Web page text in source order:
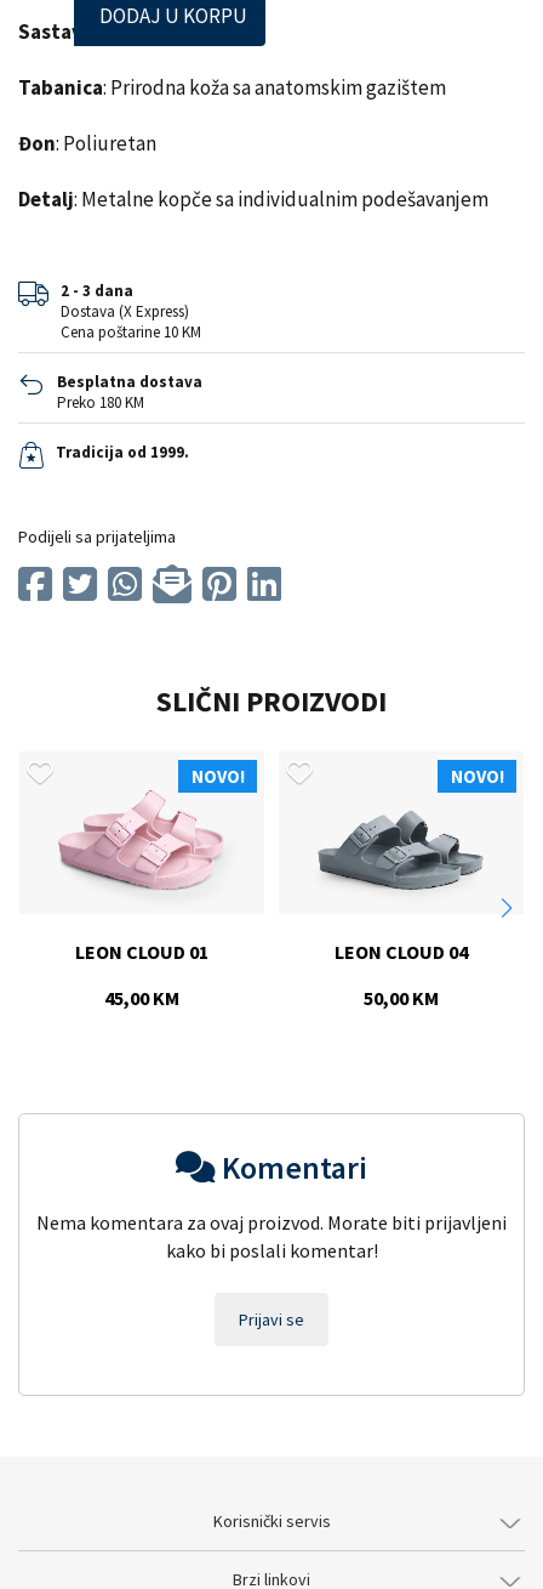
DODAJ U KORPU
Sastav lica:Prirodna koža
Tabanica: Prirodna koža sa anatomskim gazištem
Đon: Poliuretan
Detalj: Metalne kopče sa individualnim podešavanjem
2 - 3 dana
Dostava (X Express)
Cena poštarine 10 KM
Besplatna dostava
Preko 180 KM
Tradicija od 1999.
Podijeli sa prijateljima
SLIČNI PROIZVODI
NOVO!
LEON CLOUD 04
50,00 KM
NOVO!
RISE
70,00 KM
Komentari
Nema komentara za ovaj proizvod. Morate biti prijavljeni
kako bi poslali komentar!
Prijavi se
Korisnički servis
Brzi linkovi